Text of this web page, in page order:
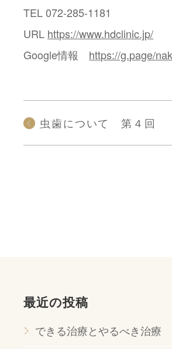
TEL 072-285-1181
URL https://www.hdclinic.jp/
Google情報 https://g.page/
虫歯について 第４回
最近の投稿
できる治療とやるべき治療